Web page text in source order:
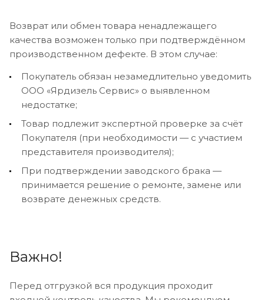
Возврат или обмен товара ненадлежащего
качества возможен только при подтверждённом
производственном дефекте. В этом случае:
Покупатель обязан незамедлительно уведомить
ООО «Ярдизель Сервис» о выявленном
недостатке;
Товар подлежит экспертной проверке за счёт
Покупателя (при необходимости — с участием
представителя производителя);
При подтверждении заводского брака —
принимается решение о ремонте, замене или
возврате денежных средств.
Важно!
Перед отгрузкой вся продукция проходит